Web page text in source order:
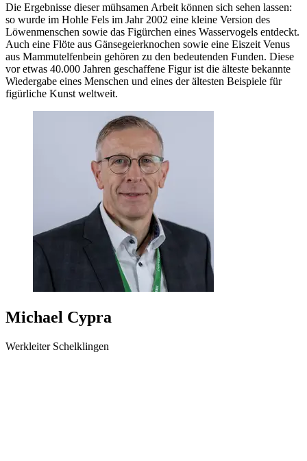
Die Ergebnisse dieser mühsamen Arbeit können sich sehen lassen:
so wurde im Hohle Fels im Jahr 2002 eine kleine Version des
Löwenmenschen sowie das Figürchen eines Wasservogels entdeckt.
Auch eine Flöte aus Gänsegeierknochen sowie eine Eiszeit Venus
aus Mammutelfenbein gehören zu den bedeutenden Funden. Diese
vor etwas 40.000 Jahren geschaffene Figur ist die älteste bekannte
Wiedergabe eines Menschen und eines der ältesten Beispiele für
figürliche Kunst weltweit.
Michael Cypra
Werkleiter Schelklingen